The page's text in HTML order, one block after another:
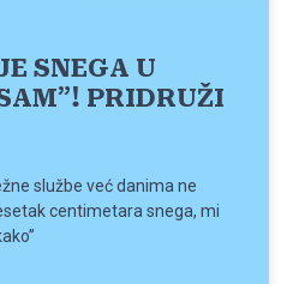
SNEGA U
PRIDRUŽI
službe već danima ne
centimetara snega, mi